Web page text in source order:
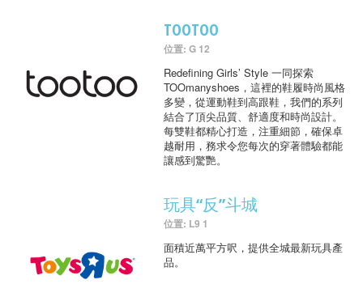
TOOTOO
位置: G 12
Redefining Girls’ Style 一同探索
TOOmanyshoes，這裡的鞋履時尚風格
多變，從運動鞋到高跟鞋，我們的系列
結合了頂尖品質、舒適度和時尚設計。
每雙鞋都精心打造，注重細節，確保卓
越耐用，務求令您每次的穿著體驗都能
讓感到驚艷。
玩具“反”斗城
位置: L9 1
面積近萬平方呎，提供全城最新玩具產
品。